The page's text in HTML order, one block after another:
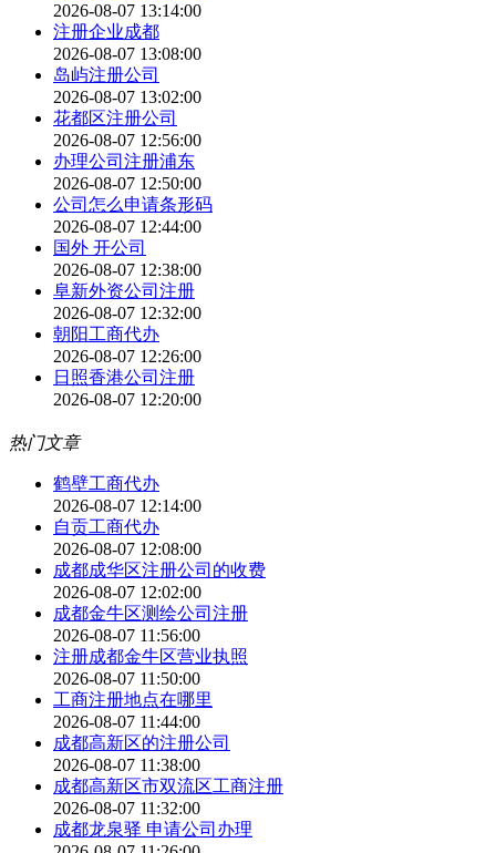
2026-08-07 13:14:00
注册企业成都
2026-08-07 13:08:00
岛屿注册公司
2026-08-07 13:02:00
花都区注册公司
2026-08-07 12:56:00
办理公司注册浦东
2026-08-07 12:50:00
公司怎么申请条形码
2026-08-07 12:44:00
国外 开公司
2026-08-07 12:38:00
阜新外资公司注册
2026-08-07 12:32:00
朝阳工商代办
2026-08-07 12:26:00
日照香港公司注册
2026-08-07 12:20:00
热门文章
鹤壁工商代办
2026-08-07 12:14:00
自贡工商代办
2026-08-07 12:08:00
成都成华区注册公司的收费
2026-08-07 12:02:00
成都金牛区测绘公司注册
2026-08-07 11:56:00
注册成都金牛区营业执照
2026-08-07 11:50:00
工商注册地点在哪里
2026-08-07 11:44:00
成都高新区的注册公司
2026-08-07 11:38:00
成都高新区市双流区工商注册
2026-08-07 11:32:00
成都龙泉驿 申请公司办理